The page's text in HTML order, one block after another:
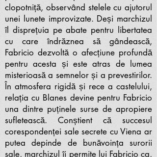
clopotniță, observând stelele cu ajutorul
unei lunete improvizate. Deși marchizul
îl disprețuia pe abate pentru libertatea
cu care îndrăznea să gândească,
Fabricio dezvoltă o afecțiune profundă
pentru acesta și este atras de lumea
misterioasă a semnelor și a prevestirilor.
În atmosfera rigidă și rece a castelului,
relația cu Blanes devine pentru Fabricio
una dintre puținele surse de apropiere
sufletească. Conștient că succesul
corespondenței sale secrete cu Viena ar
putea depinde de bunăvoința surorii
sale, marchizul îi permite lui Fabricio ca,